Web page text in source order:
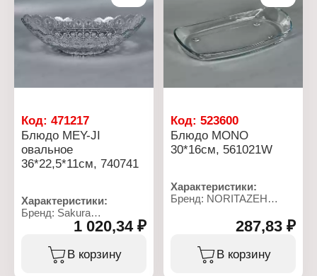
Размер предмета:
28х16х2,9 см
Размер упаковки:
29х5,5х16,5 см
Код: 471217
Блюдо MEY-JI
овальное
36*22,5*11см, 740741
Характеристики:
Бренд: Sakura
Артикул/Модель:
Серия: Mey-ji
Тип товара: Блюдо
1 020,34 ₽
В корзину
Код:523600
Блюдо MONO
30*16см, 561021W
Характеристики:
Бренд: NORITAZEH
Серия: MONO
Тип товара: Блюдо
Форма: прямоугольное
Габаритные размеры:
287,83 ₽
В корзину